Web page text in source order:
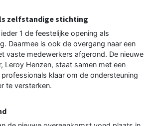
zelfstandige stichting
1 de feestelijke opening als
Daarmee is ook de overgang naar een
vaste medewerkers afgerond. De nieuwe
Leroy Henzen, staat samen met een
klaar om de ondersteuning
te versterken.